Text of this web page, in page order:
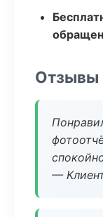
Отзывы
—